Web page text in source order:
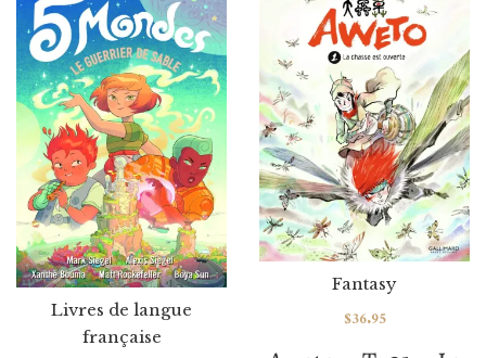
Livres de langue
française
Fantasy
$36.95